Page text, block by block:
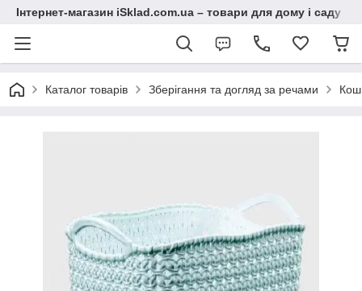
Інтернет-магазин iSklad.com.ua – товари для дому і саду
Каталог товарів Зберігання та догляд за речами